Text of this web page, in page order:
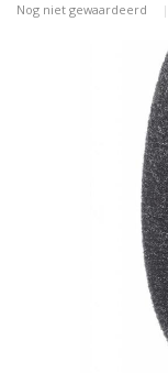
Nog niet gewaardeerd |